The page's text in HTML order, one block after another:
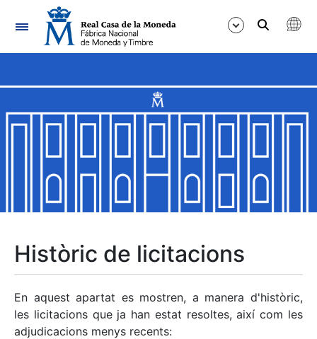
Navegació
Mostra/Amaga
Mostra/Amaga
Mostra/Amaga
Històric de licitacions
En aquest apartat es mostren, a manera d'històric,
les licitacions que ja han estat resoltes, així com les
adjudicacions menys recents: